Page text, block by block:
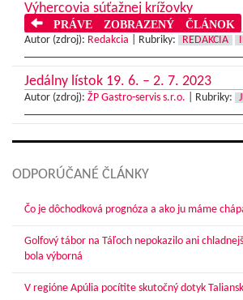
Výhercovia súťažnej krížovky
PRÁVE ZOBRAZENÝ ČLÁNOK
Autor (zdroj): Redakcia Rubriky: REDAKCIA
Jedálny lístok 19. 6. – 2. 7. 2023
Autor (zdroj): ŽP Gastro-servis s.r.o. Rubriky:
ODPORÚČANÉ ČLÁNKY
Čo je dôchodková prognóza a ako ju máme
Golfový tábor na Táľoch nepokazilo ani
bola výborná
V regióne Apúlia pocítite skutočný dotyk